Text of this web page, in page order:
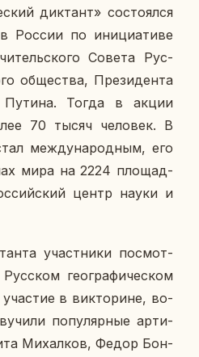
дик­тант» со­сто­ял­ся
России по ини­ци­а­ти­ве
Совета Рус­
об­ще­ства, Пре­зи­ден­та
Тогда в акции
70 тысяч че­ло­век. В
меж­ду­на­род­ным, его
мира на 2224 пло­щад­
центр науки и
участ­ни­ки по­смот­
гео­гра­фи­че­ском
в вик­то­рине, во­
по­пу­ляр­ные ар­ти­
Ми­хал­ков, Федор Бон­